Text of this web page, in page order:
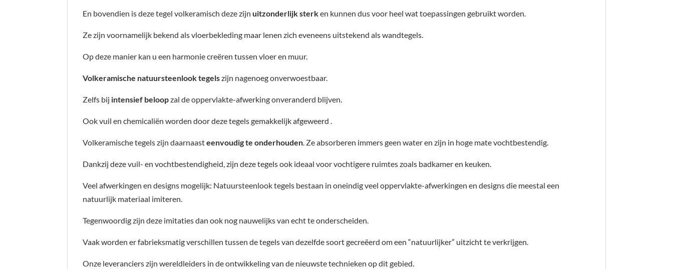
En bovendien is deze tegel volkeramisch deze zijn uitzonderlijk sterken kunnen dus voor heel wat toepassingen gebruikt worden.
Ze zijn voornamelijk bekend als vloerbekleding maar lenen zich eveneens uitstekend als wandtegels.
Op deze manier kan u een harmonie creëren tussen vloer en muur.
Volkeramische natuursteenlook tegelszijn nagenoeg onverwoestbaar.
Zelfs bij intensief beloopzal de oppervlakte-afwerking onveranderd blijven.
Ook vuil en chemicaliën worden door deze tegels gemakkelijk afgeweerd .
Volkeramische tegels zijn daarnaasteenvoudig te onderhouden. Ze absorberen immers geen water en zijn in hoge mate vochtbestendig.
Dankzij deze vuil- en vochtbestendigheid, zijn deze tegels ook ideaal voor vochtigere ruimtes zoals badkamer en keuken.
Veel afwerkingen en designs mogelijk: Natuursteenlook tegels bestaan in oneindig veel oppervlakte-afwerkingen en designs die meestal een
natuurlijk materiaal imiteren.
Tegenwoordig zijn deze imitaties dan ook nog nauwelijks van echt te onderscheiden.
Vaak worden er fabrieksmatig verschillen tussen de tegels van dezelfde soort gecreëerd om een “natuurlijker” uitzicht te verkrijgen.
Onze leveranciers zijn wereldleiders in de ontwikkeling van de nieuwste technieken op dit gebied.